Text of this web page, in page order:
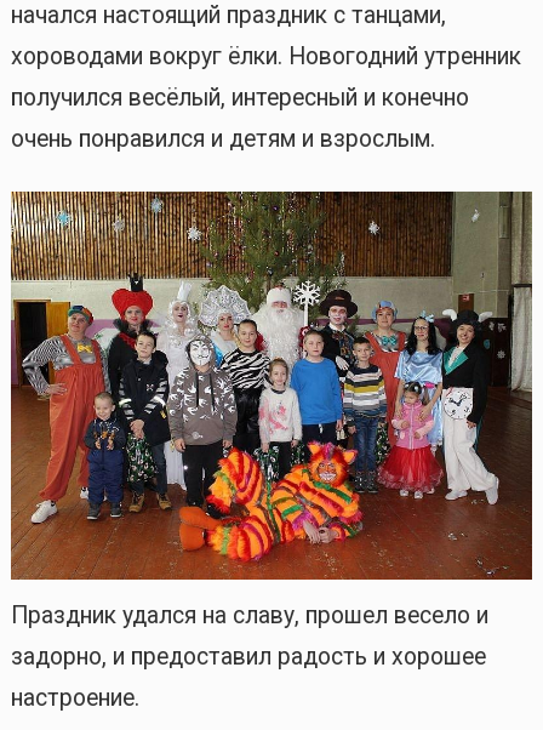
начался настоящий праздник с танцами,
хороводами вокруг ёлки. Новогодний утренник
получился весёлый, интересный и конечно
очень понравился и детям и взрослым.
Праздник удался на славу, прошел весело и
задорно, и предоставил радость и хорошее
настроение.